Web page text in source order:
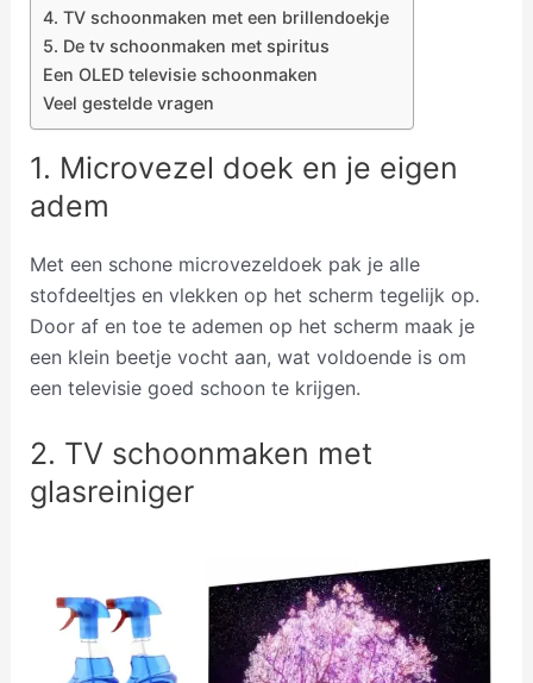
4. TV schoonmaken met een brillendoekje
5. De tv schoonmaken met spiritus
Een OLED televisie schoonmaken
Veel gestelde vragen
1. Microvezel doek en je eigen
adem
Met een schone microvezeldoek pak je alle
stofdeeltjes en vlekken op het scherm tegelijk op.
Door af en toe te ademen op het scherm maak je
een klein beetje vocht aan, wat voldoende is om
een televisie goed schoon te krijgen.
2. TV schoonmaken met
glasreiniger